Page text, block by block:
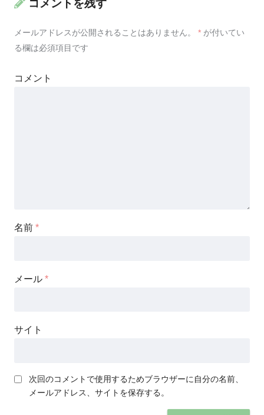
コメントを残す
メールアドレスが公開されることはありません。 * が付いてい
る欄は必須項目です
コメント
名前 *
メール *
サイト
次回のコメントで使用するためブラウザーに自分の名前、
メールアドレス、サイトを保存する。